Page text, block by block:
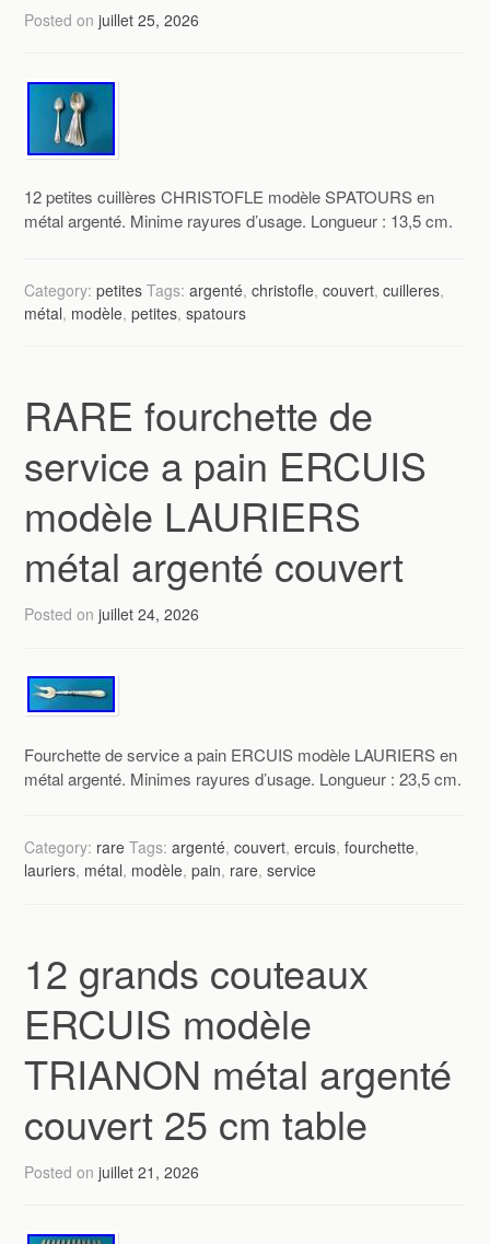
Posted onjuillet 25, 2026
12 petites cuillères CHRISTOFLE modèle SPATOURS en
métal argenté. Minime rayures d’usage. Longueur : 13,5 cm.
Category:petites Tags:argenté,christofle,couvert,cuilleres,
métal, modèle,petites,spatours
RARE fourchette de
service a pain ERCUIS
modèle LAURIERS
métal argenté couvert
Posted onjuillet 24, 2026
Fourchette de service a pain ERCUIS modèle LAURIERS en
métal argenté. Minimes rayures d’usage. Longueur : 23,5 cm.
Category: rare Tags:argenté,couvert,ercuis,fourchette,
lauriers, métal, modèle,pain, rare,service
12 grands couteaux
ERCUIS modèle
TRIANON métal argenté
couvert 25 cm table
Posted onjuillet 21, 2026